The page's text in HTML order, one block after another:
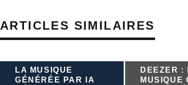
ARTICLES SIMILAIRES
LA MUSIQUE
GÉNÉRÉE PAR IA
DEEZER :
MUSIQUE